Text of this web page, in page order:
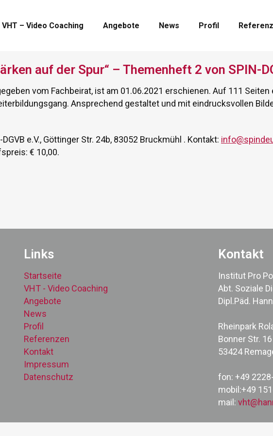
VHT – Video Coaching Angebote News Profil
auf der Spur“ – Themenheft 2 von SPIN-
vom Fachbeirat, ist am 01.06.2021 erschienen. Auf 111
Ansprechend gestaltet und mit eindrucksvollen
e.V., Göttinger Str. 24b, 83052 Bruckmühl . Kontakt:
€ 10,00.
Links
Startseite
VHT - Video Coaching
Angebote
News
Profil
Referenzen
Kontakt
Impressum
Datenschutz
Kontakt
Institut Pro
Abt. Soziale
Dipl.Päd.
Rheinpark
Bonner Str. 16
53424
fon: +49
mobil:+49
mail: